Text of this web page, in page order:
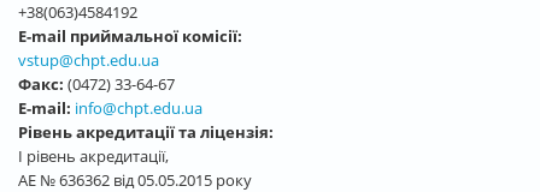
+38(063)4584192
E-mail приймальної комісії:
vstup@chpt.edu.ua
Факс: (0472) 33-64-67
E-mail: info@chpt.edu.ua
Рівень акредитації та ліцензія:
І рівень акредитації,
АЕ № 636362 від 05.05.2015 року